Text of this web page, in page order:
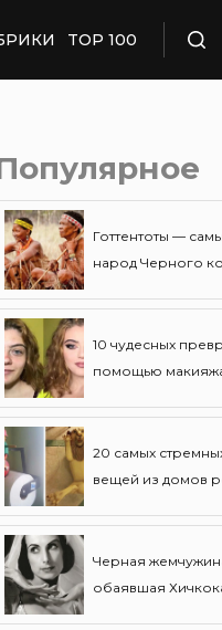
TOP 100
Готтентоты —
народ Черного
10 чудесных
помощью
20 самых
вещей из домов
Черная
обаявшая